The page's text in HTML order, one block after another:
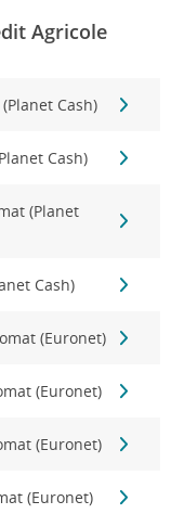
Agricole
Cash)
Cash)
(Planet
Cash)
(Euronet)
(Euronet)
(Euronet)
(Euronet)